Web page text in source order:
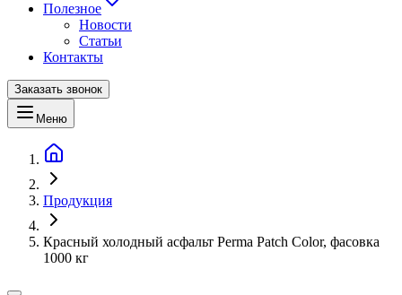
Полезное
Новости
Статьи
Контакты
Заказать звонок
Меню
Продукция
Красный холодный асфальт Perma Patch Color, фасовка
1000 кг